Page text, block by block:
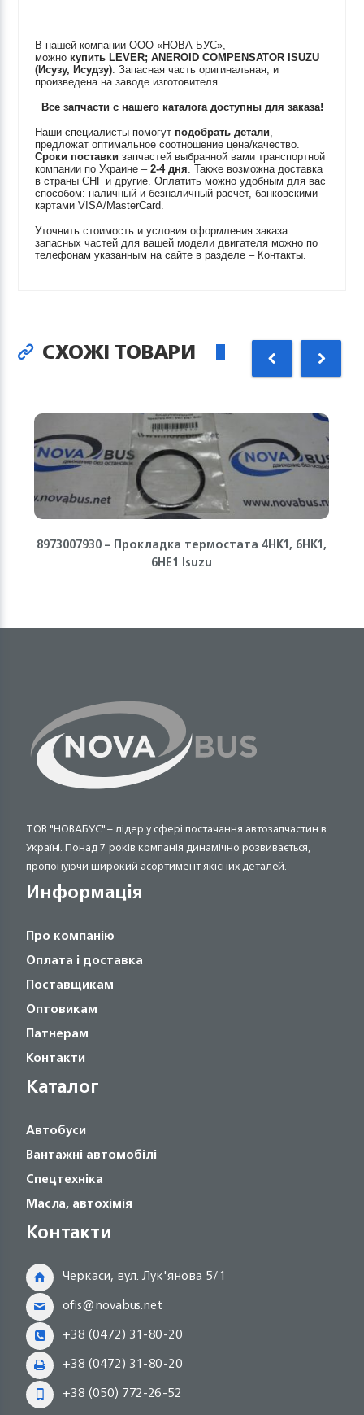
В нашей компании ООО «НОВА БУС»,
можно купить LEVER; ANEROID COMPENSATOR ISUZU
(Исузу, Исудзу). Запасная часть оригинальная, и
произведена на заводе изготовителя.
Все запчасти с нашего каталога доступны для заказа!
Наши специалисты помогут подобрать детали,
предложат оптимальное соотношение цена/качество.
Сроки поставки запчастей выбранной вами транспортной
компании по Украине –2-4 дня. Также возможна доставка
в страны СНГ и другие. Оплатить можно удобным для вас
способом: наличный и безналичный расчет, банковскими
картами VISA/MasterCard.
Уточнить стоимость и условия оформления заказа
запасных частей для вашей модели двигателя можно по
телефонам указанным на сайте в разделе – Контакты.
СХОЖІ ТОВАРИ
8973007930 – Прокладка термостата 4HK1, 6HK1,
6HE1 Isuzu
ТОВ "НОВАБУС" – лідер у сфері постачання автозапчастин в
Україні. Понад 7 років компанія динамічно розвивається,
пропонуючи широкий асортимент якісних деталей.
Информація
Про компанію
Оплата і доставка
Поставщикам
Оптовикам
Патнерам
Контакти
Каталог
Автобуси
Вантажні автомобілі
Спецтехніка
Масла, автохімія
Контакти
Черкаси, вул. Лук'янова 5/1
ofis@novabus.net
+38 (0472) 31-80-20
+38 (0472) 31-80-20
+38 (050) 772-26-52